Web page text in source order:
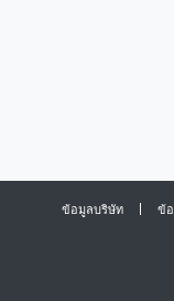
ข้อมูลบริษัท ข้